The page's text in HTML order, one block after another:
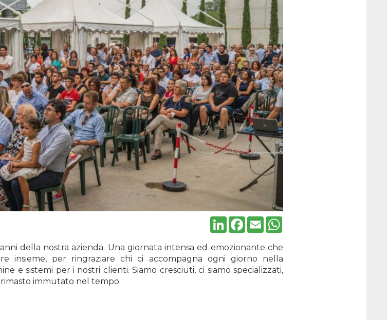
LinkedInFacebook
Email
della nostra azienda. Una giornata intensa ed emozionante che
insieme, per ringraziare chi ci accompagna ogni giorno nella
e sistemi per i nostri clienti. Siamo cresciuti, ci siamo specializzati,
immutato nel tempo.